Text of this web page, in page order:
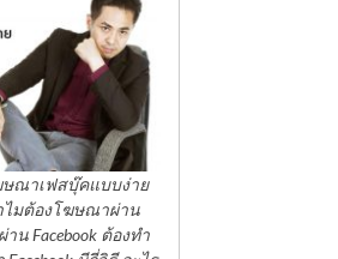
ษณาเฟสบุ๊คแบบง่าย
ไมต้องโฆษณาผ่าน
น Facebook ต้องทำ